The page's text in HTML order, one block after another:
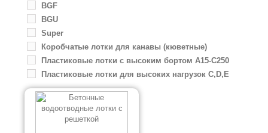
BGF
BGU
Super
Коробчатые лотки для канавы (кюветные)
Пластиковые лотки с высоким бортом А15-C250
Пластиковые лотки для высоких нагрузок C,D,E